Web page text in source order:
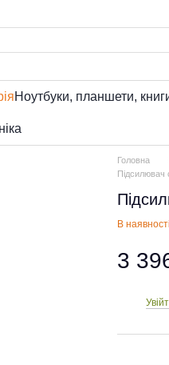
Ноутбуки, планшети,
Головна
Підсилювач
В наявності
3